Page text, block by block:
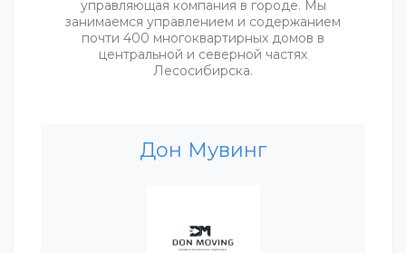
управляющая компания в городе. Мы
занимаемся управлением и содержанием
почти 400 многоквартирных домов в
центральной и северной частях
Лесосибирска.
Дон Мувинг